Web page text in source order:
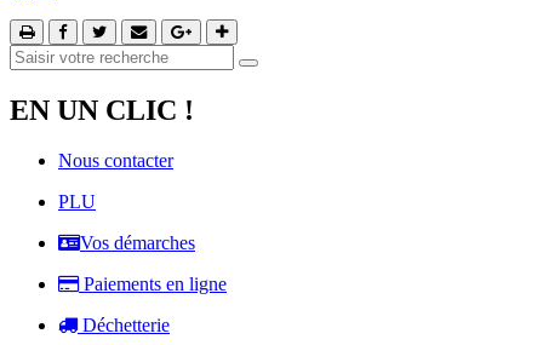
EN UN CLIC !
Nous contacter
PLU
Vos démarches
Paiements en ligne
Déchetterie